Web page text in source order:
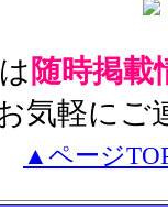
随時掲載
気軽にご
▲ページ